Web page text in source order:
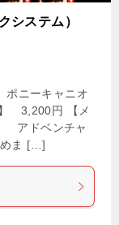
システム）
ニーキャニオ
3,200円 【メ
アドベンチャ
めま […]